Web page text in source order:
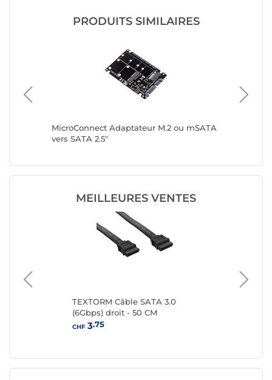
PRODUITS SIMILAIRES
MicroConnect Adaptateur M.2 ou mSATA
vers SATA 2.5"
MEILLEURES VENTES
TEXTORM Câble SATA 3.0
(6Gbps) droit - 50 CM
CHF3.75